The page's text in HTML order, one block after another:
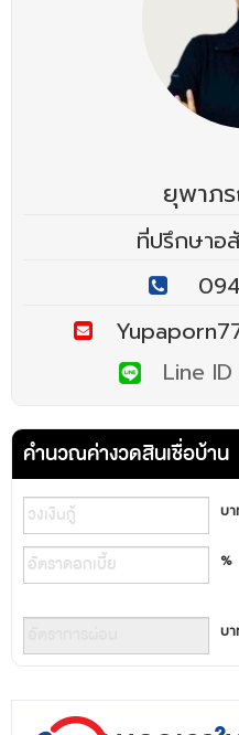
ยุพาภ
ที่ปรึกษาอ
Line ID
คำนวณค่างวดสินเชื่อบ้าน
บ
%
บ